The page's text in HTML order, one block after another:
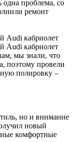
одна проблема, со
ремонт
Audi кабриолет
Audi кабриолет
мы знали, что
поэтому провели
полировку –
но и внимание
новый
комфортные